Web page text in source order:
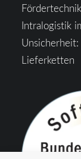
Intralogistik
Lieferketten